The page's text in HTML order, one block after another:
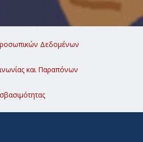
Δεδομένων
και Παραπόνων